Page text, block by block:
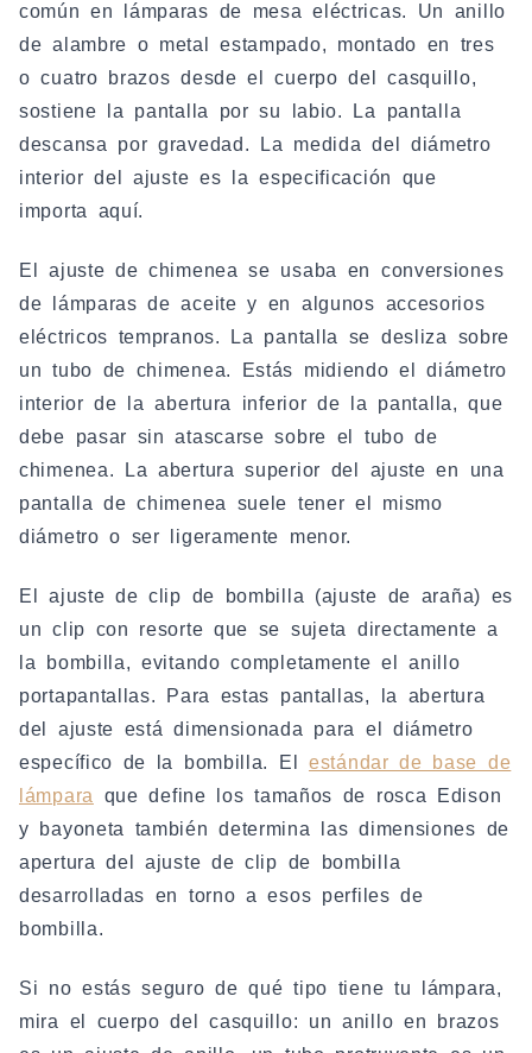
común en lámparas de mesa eléctricas. Un anillo
de alambre o metal estampado, montado en tres
o cuatro brazos desde el cuerpo del casquillo,
sostiene la pantalla por su labio. La pantalla
descansa por gravedad. La medida del diámetro
interior del ajuste es la especificación que
importa aquí.
El ajuste de chimenea se usaba en conversiones
de lámparas de aceite y en algunos accesorios
eléctricos tempranos. La pantalla se desliza sobre
un tubo de chimenea. Estás midiendo el diámetro
interior de la abertura inferior de la pantalla, que
debe pasar sin atascarse sobre el tubo de
chimenea. La abertura superior del ajuste en una
pantalla de chimenea suele tener el mismo
diámetro o ser ligeramente menor.
El ajuste de clip de bombilla (ajuste de araña) es
un clip con resorte que se sujeta directamente a
la bombilla, evitando completamente el anillo
portapantallas. Para estas pantallas, la abertura
del ajuste está dimensionada para el diámetro
específico de la bombilla. El estándar de base de
lámpara
que define los tamaños de rosca Edison
y bayoneta también determina las dimensiones de
apertura del ajuste de clip de bombilla
desarrolladas en torno a esos perfiles de
bombilla.
Si no estás seguro de qué tipo tiene tu lámpara,
mira el cuerpo del casquillo: un anillo en brazos